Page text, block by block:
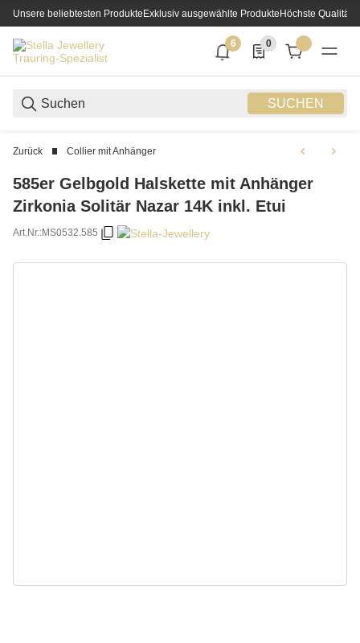
Unsere beliebtesten ProdukteExklusiv ausgewählte ProdukteHöchste Qualität
SUCHEN
6
6 neue Notifizierungen
0
0 Produkte in der
Zurück Collier mit Anhänger
585er Gelbgold Halskette mit Anhänger
Zirkonia Solitär Nazar 14K inkl. Etui
Art.Nr.:MS0532.585